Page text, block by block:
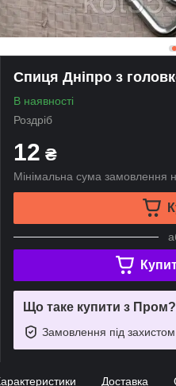
Спиця Дніпро з
В наявності
Роздріб
12 ₴
Мінімальна сума замовлення
Що таке купити з Пром?
Замовлення під захистом
Доставка